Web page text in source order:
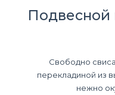
Подвесной
Свободно
перекладиной из
нежно